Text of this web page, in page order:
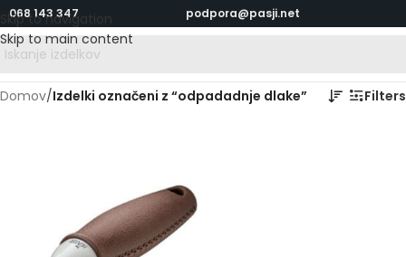
Skip to navigation
Skip to main content
068 143 347 podpora@pasji.net
Domov/Izdelki označeni z “odpadadnje dlake” Filters